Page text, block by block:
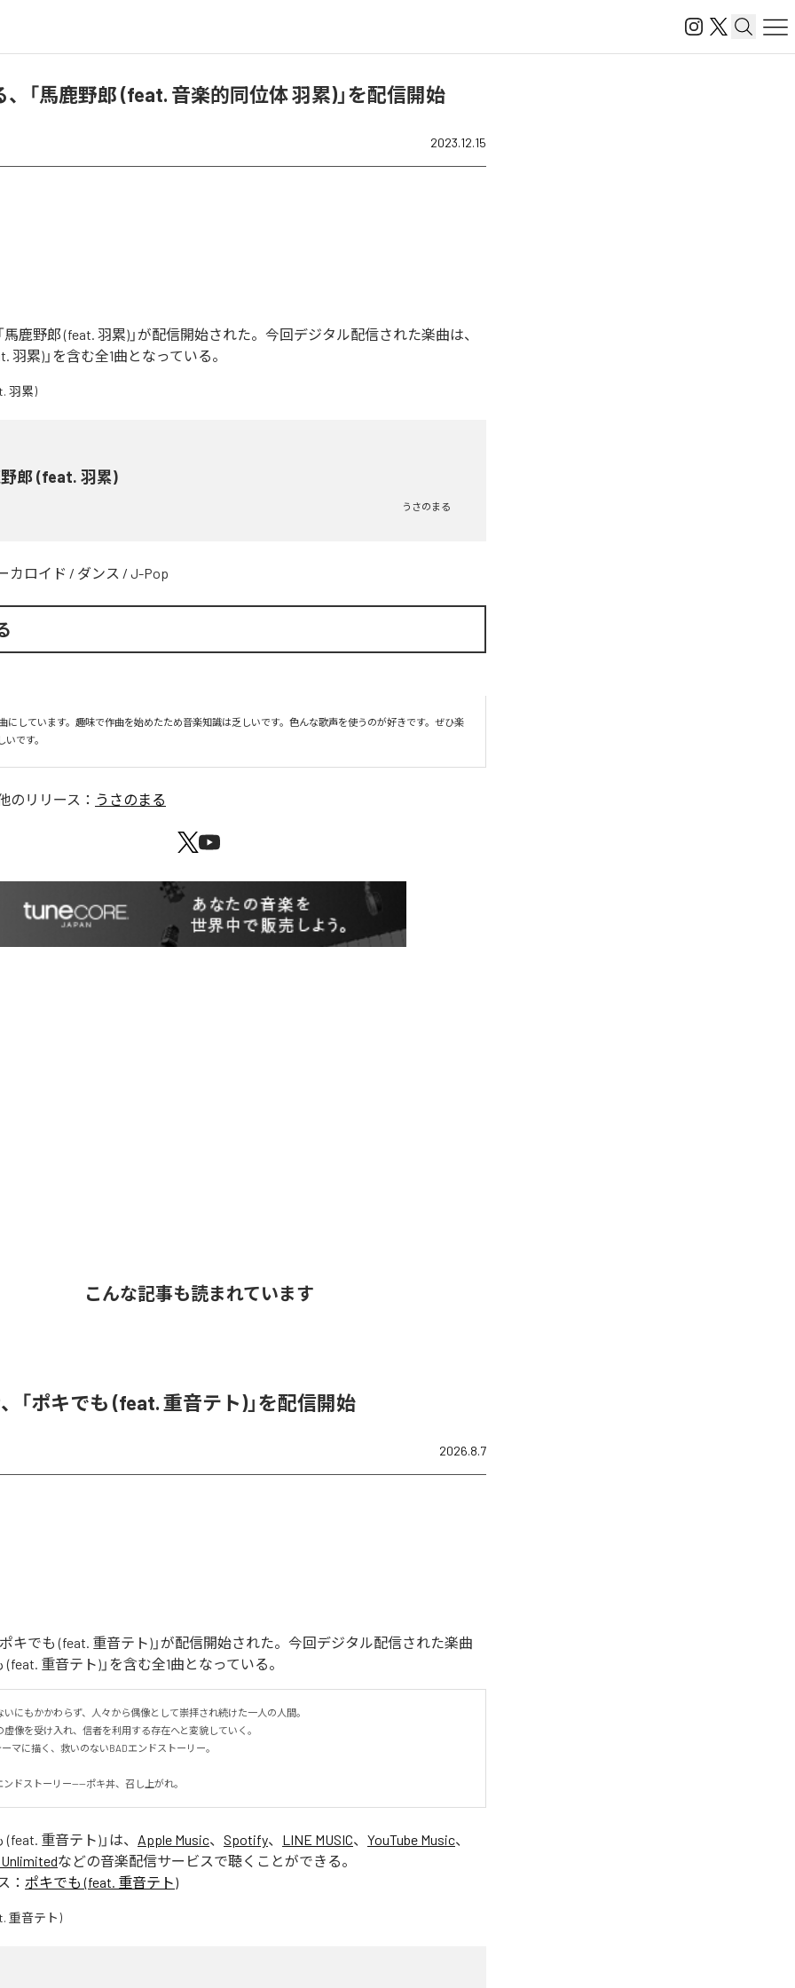
、「馬鹿野郎 (feat. 音楽的同位体 羽累)」を配信開始
2023.12.15
馬鹿野郎 (feat. 羽累)」が配信開始された。今回デジタル配信された楽曲は、
羽累)」を含む全1曲となっている。
郎 (feat. 羽累)
うさのまる
カロイド / ダンス / J-Pop
にしています。趣味で作曲を始めたため音楽知識は乏しいです。色んな歌声を使うのが好きです。ぜひ楽
いです。
のリリース： うさのまる
こんな記事も読まれています
「ポキでも (feat. 重音テト)」を配信開始
2026.8.7
キでも (feat. 重音テト)」が配信開始された。今回デジタル配信された楽曲
(feat. 重音テト)」を含む全1曲となっている。
にもかかわらず、人々から偶像として崇拝され続けた一人の人間。
像を受け入れ、信者を利用する存在へと変貌していく。
ーマに描く、救いのないBADエンドストーリー。
ンドストーリー——ポキ丼、召し上がれ。
(feat. 重音テト) 」は、 Apple Music、 Spotify、 LINE MUSIC、 YouTube Music、
などの音楽配信サービスで聴くことができる。
： ポキでも (feat. 重音テト)